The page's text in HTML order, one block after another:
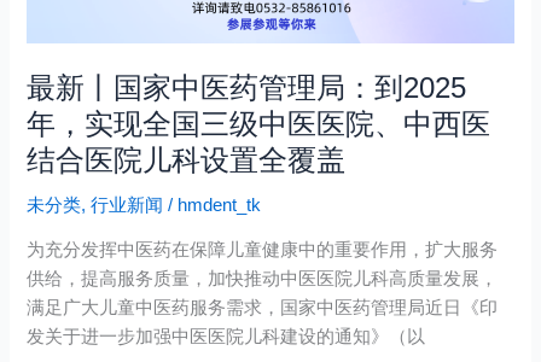
最新丨国家中医药管理局：到2025
年，实现全国三级中医医院、中西医
结合医院儿科设置全覆盖
未分类,行业新闻 / hmdent_tk
为充分发挥中医药在保障儿童健康中的重要作用，扩大服务
供给，提高服务质量，加快推动中医医院儿科高质量发展，
满足广大儿童中医药服务需求，国家中医药管理局近日《印
发关于进一步加强中医医院儿科建设的通知》（以
理
局：
到
2025
年，
实
全
国
三
级